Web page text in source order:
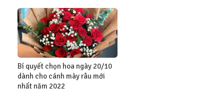
Bí quyết chọn hoa ngày 20/10
dành cho cánh mày râu mới
nhất năm 2022